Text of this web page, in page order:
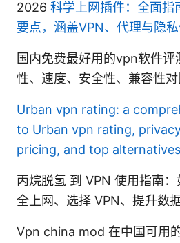
2026 科学上网插件：全面指
要点，涵盖VPN、代理与隐
国内免费最好用的vpn软件评
性、速度、安全性、兼容性对
Urban vpn rating: a
to Urban vpn rating,
pricing, and top alternatives
丙烷脱氢 到 VPN 使用指南
全上网、选择 VPN、提升数
Vpn china mod 在中国可用